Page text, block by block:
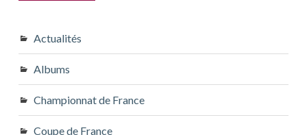
Actualités
Albums
Championnat de France
Coupe de France